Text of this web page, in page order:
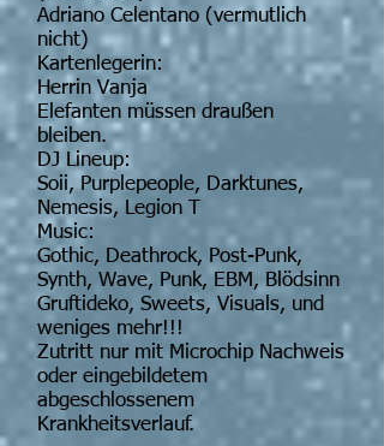
Adriano Celentano (vermutlich
nicht)
Kartenlegerin:
Herrin Vanja
Elefanten müssen draußen
bleiben.
DJ Lineup:
Soii, Purplepeople, Darktunes,
Nemesis, Legion T
Music:
Gothic, Deathrock, Post-Punk,
Synth, Wave, Punk, EBM, Blödsinn
Gruftideko, Sweets, Visuals, und
weniges mehr!!!
Zutritt nur mit Microchip Nachweis
oder eingebildetem
abgeschlossenem
Krankheitsverlauf.